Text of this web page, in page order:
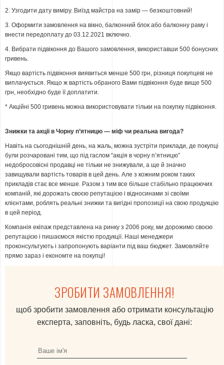
2. Узгодити дату виміру. Виїзд майстра на замір — безкоштовний!
3. Оформити замовлення на вікно, балконний блок або балконну раму і
внести передоплату до 03.12.2021 включно.
4. Вибрати підвіконня до Вашого замовлення, використавши 500 бонусних
гривень.
Якщо вартість підвіконня виявиться менше 500 грн, різниця покупцеві не
виплачується. Якщо ж вартість обраного Вами підвіконня буде вище 500
грн, необхідно буде її доплатити.
* Акційні 500 гривень можна використовувати тільки на покупку підвіконня.
Знижки та акції в Чорну п’ятницю — міф чи реальна вигода?
Навіть на сьогоднішній день, на жаль, можна зустріти приклади, де покупці
були розчаровані тим, що під гаслом “акція в чорну п’ятницю”
недобросовісні продавці не тільки не знижували, а ще й значно
завищували вартість товарів в цей день. Але з кожним роком таких
прикладів стає все менше. Разом з тим все більше стабільно працюючих
компаній, які дорожать своєю репутацією і відносинами зі своїми
клієнтами, роблять реальні знижки та вигідні пропозиції на свою продукцію
в цей період.
Компанія екіпаж представлена на ринку з 2006 року, ми дорожимо своєю
репутацією і пишаємося якістю продукції. Наші менеджери
проконсультують і запропонують варіанти під ваш бюджет. Замовляйте
прямо зараз і економте на покупці!
ЗРОБИТИ ЗАМОВЛЕННЯ!
щоб зробити замовлення або отримати консультацію
експерта, заповніть, будь ласка, свої дані: